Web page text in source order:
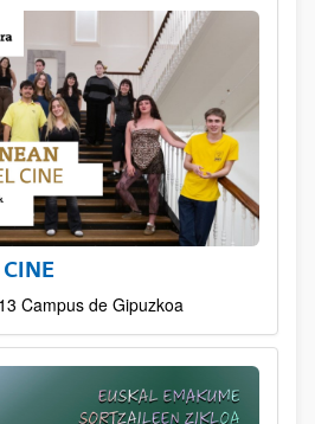
Campus de Gipuzkoa